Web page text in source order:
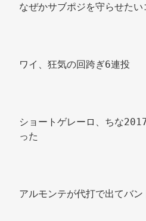
なぜかサブポジを守らせた
ワイ、狂気の回跨ぎ6連投
ショートゲレーロ、ちな
った
アルモンテが代打で出てバ